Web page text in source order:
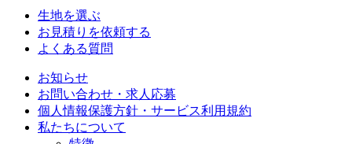
生地を選ぶ
お見積りを依頼する
よくある質問
お知らせ
お問い合わせ・求人応募
個人情報保護方針・サービス利用規約
私たちについて